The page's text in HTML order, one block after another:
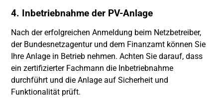
4. Inbetriebnahme der PV-Anlage
Nach der erfolgreichen Anmeldung beim Netzbetreiber,
der Bundesnetzagentur und dem Finanzamt können Sie
Ihre Anlage in Betrieb nehmen. Achten Sie darauf, dass
ein zertifizierter Fachmann die Inbetriebnahme
durchführt und die Anlage auf Sicherheit und
Funktionalität prüft.